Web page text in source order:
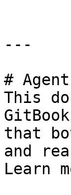
---
#
This
that
and
Learn